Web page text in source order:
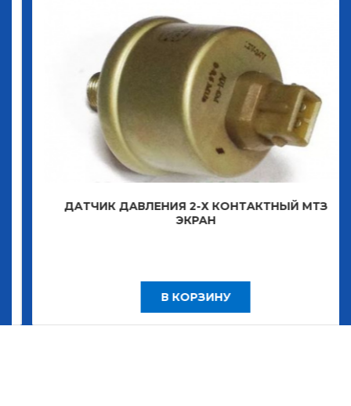
ДАТЧИК ДАВЛЕНИЯ 2-Х КОНТАКТНЫЙ МТЗ
ЭКРАН
В КОРЗИНУ